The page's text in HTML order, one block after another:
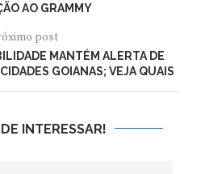
AO GRAMMY
post
MANTÉM ALERTA DE
GOIANAS; VEJA QUAIS
INTERESSAR!